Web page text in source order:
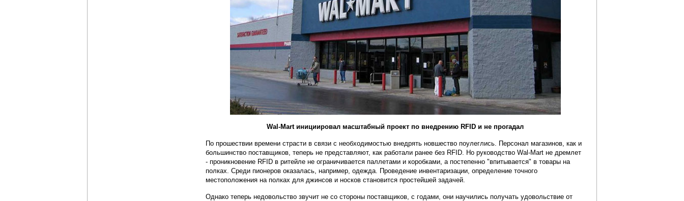
Wal-Mart инициировал масштабный проект по внедрению RFID и не прогадал
По прошествии времени страсти в связи с необходимостью внедрять новшество поулеглись. Персонал магазинов, как и
большинство поставщиков, теперь не представляют, как работали ранее без RFID. Но руководство Wal-Mart не дремлет
- проникновение RFID в ритейле не ограничивается паллетами и коробками, а постепенно "впитывается" в товары на
полках. Среди пионеров оказалась, например, одежда. Проведение инвентаризации, определение точного
местоположения на полках для джинсов и носков становится простейшей задачей.
Однако теперь недовольство звучит не со стороны поставщиков, с годами, они научились получать удовольствие от